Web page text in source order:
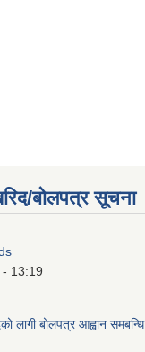
बोलपत्र सूचना
13:19
लागी बोलपत्र आह्वान समबन्धि